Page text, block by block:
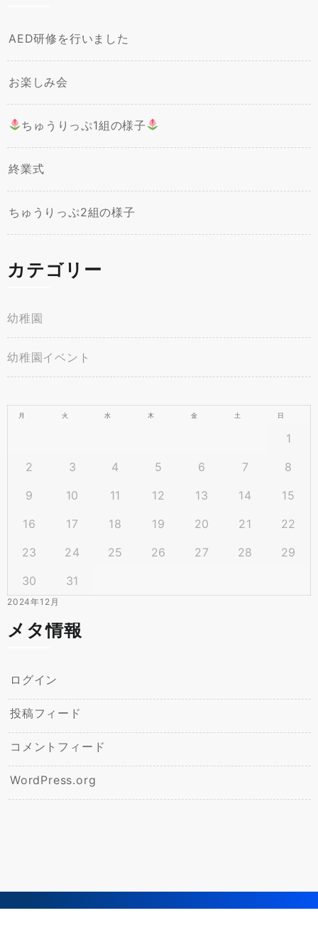
AED研修を行いました
お楽しみ会
ちゅうりっぷ1組の様子
終業式
ちゅうりっぷ2組の様子
カテゴリー
幼稚園
幼稚園イベント
2024年12月
月 火 水 木 金 土 日
1
2
3 4 5 6 7
8
9
10 11 12 13 14
15
16
17 18 19 20 21
22
23
24 25 26 27 28
29
30
31
メタ情報
ログイン
投稿フィード
コメントフィード
WordPress.org